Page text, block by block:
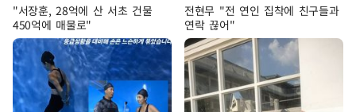
"서장훈, 28억에 산 서초 건물
450억에 매물로"
전현무 "전 연인 집착에 친구들과
연락 끊어"